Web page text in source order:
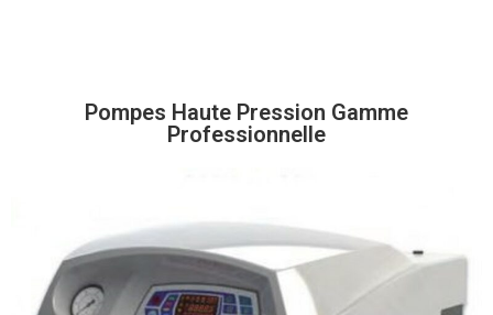
Pompes Haute Pression Gamme
Professionnelle